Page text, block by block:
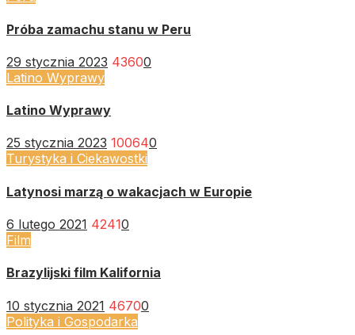
Próba zamachu stanu w Peru
29 stycznia 2023 43600
Latino Wyprawy
Latino Wyprawy
25 stycznia 2023 100640
Turystyka i Ciekawostki
Latynosi marzą o wakacjach w Europie
6 lutego 2021 42410
Film
Brazylijski film Kalifornia
10 stycznia 2021 46700
Polityka i Gospodarka